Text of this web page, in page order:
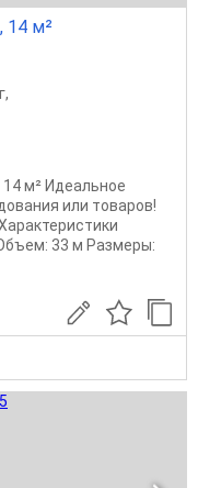
14 м²
,
м² Идеальное
или товаров!
33 м Размеры: